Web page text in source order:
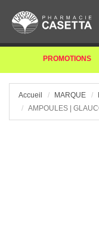
PROMOTIONS
Accueil MARQUE
AMPOULES |